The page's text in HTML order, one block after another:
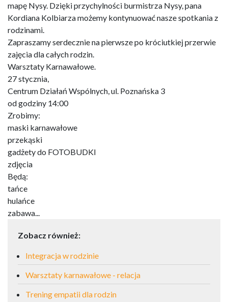
mapę Nysy. Dzięki przychylności burmistrza Nysy, pana
Kordiana Kolbiarza możemy kontynuować nasze spotkania z
rodzinami.
Zapraszamy serdecznie na pierwsze po króciutkiej przerwie
zajęcia dla całych rodzin.
Warsztaty Karnawałowe.
27 stycznia,
Centrum Działań Wspólnych, ul. Poznańska 3
od godziny 14:00
Zrobimy:
maski karnawałowe
przekąski
gadżety do FOTOBUDKI
zdjęcia
Będą:
tańce
hulańce
zabawa...
Zobacz również:
Integracja w rodzinie
Warsztaty karnawałowe - relacja
Trening empatii dla rodzin